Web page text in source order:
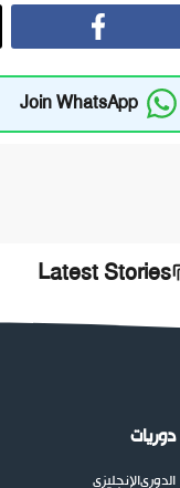
Join WhatsApp
Latest Stories
دوريات
الدوريالإنجليزي